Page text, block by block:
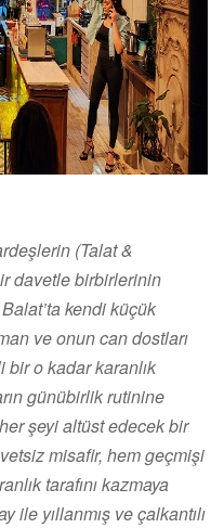
(Talat &
davetle birbirlerinin
kendi küçük
ve onun can dostları
bir o kadar karanlık
günübirlik rutinine
şeyi altüst edecek bir
misafir, hem geçmişi
tarafını kazmaya
ile yıllanmış ve çalkantılı